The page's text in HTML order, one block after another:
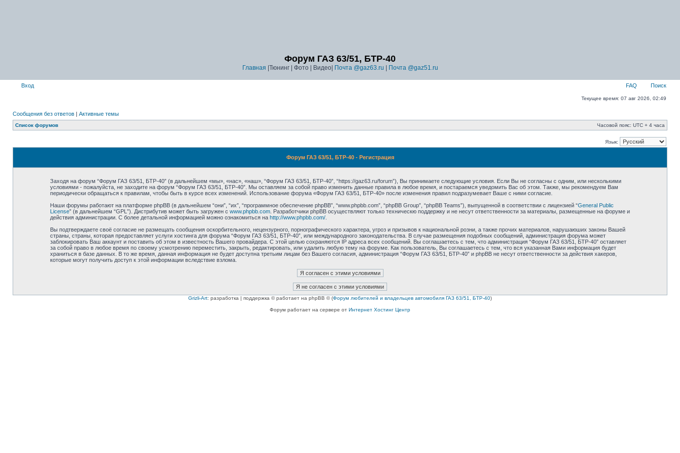
Форум ГАЗ 63/51, БТР-40
Главная |Тюнинг | Фото | Видео| Почта @gaz63.ru Почта @gaz51.ru
Вход FAQ Поиск
Текущее время: 07 авг 2026, 02:49
Сообщения без ответов | Активные темы
Список форумов Часовой пояс: UTC + 4 часа
Язык:
Форум ГАЗ 63/51, БТР-40 - Регистрация
Заходя на форум “Форум ГАЗ 63/51, БТР-40” (в дальнейшем «мы», «нас», «наш», “Форум ГАЗ 63/51, БТР-40”, “https://gaz63.ru/forum”), Вы принимаете следующие условия. Если Вы не согласны с одним, или несколькими
условиями - пожалуйста, не заходите на форум “Форум ГАЗ 63/51, БТР-40”. Мы оставляем за собой право изменить данные правила в любое время, и постараемся уведомить Вас об этом. Также, мы рекомендуем Вам
периодически обращаться к правилам, чтобы быть в курсе всех изменений. Использование форума «Форум ГАЗ 63/51, БТР-40» после изменения правил подразумевает Ваше с ними согласие.
Наши форумы работают на платформе phpBB (в дальнейшем “они”, “их”, “программное обеспечение phpBB”, “www.phpbb.com”, “phpBB Group”, “phpBB Teams”), выпущенной в соответствии с лицензией “General Public
License” (в дальнейшем “GPL”). Дистрибутив может быть загружен с www.phpbb.com. Разработчики phpBB осуществляют только техническю поддержку и не несут ответственности за материалы, размещенные на форуме и
действия администрации. С более детальной информацией можно ознакомиться на http://www.phpbb.com/.
Вы подтверждаете своё согласие не размещать сообщения оскорбительного, нецензурного, порнографического характера, угроз и призывов к национальной розни, а также прочих материалов, нарушаюших законы Вашей
страны, страны, которая предоставляет услуги хостинга для форума “Форум ГАЗ 63/51, БТР-40”, или международного законодательства. В случае размещения подобных сообщений, администрация форума может
заблокировать Ваш аккаунт и поставить об этом в известность Вашего провайдера. С этой целью сохраняются IP адреса всех сообщений. Вы соглашаетесь с тем, что администрация “Форум ГАЗ 63/51, БТР-40” оставляет
за собой право в любое время по своему усмотрению переместить, закрыть, редактировать, или удалить любую тему на форуме. Как пользователь, Вы соглашаетесь с тем, что вся указанная Вами информация будет
храниться в базе данных. В то же время, данная информация не будет доступна третьим лицам без Вашего согласия, администрация “Форум ГАЗ 63/51, БТР-40” и phpBB не несут ответственности за действия хакеров,
которые могут получить доступ к этой информации вследствие взлома.
Grizli-Art: разработка | поддержка © работает на phpBB © (Форум любителей и владельцев автомобиля ГАЗ 63/51, БТР-40)
Форум работает на сервере от Интернет Хостинг Центр